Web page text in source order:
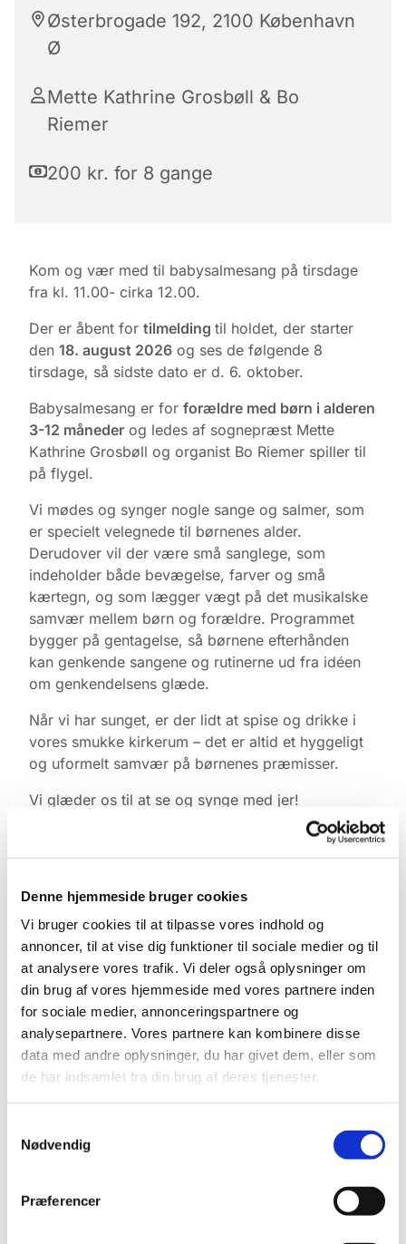
Denne hjemmeside bruger cookies
Vi bruger cookies til at tilpasse vores indhold og
annoncer, til at vise dig funktioner til sociale medier og til
at analysere vores trafik. Vi deler også oplysninger om
din brug af vores hjemmeside med vores partnere inden
for sociale medier, annonceringspartnere og
analysepartnere. Vores partnere kan kombinere disse
data med andre oplysninger, du har givet dem, eller som
de har indsamlet fra din brug af deres tjenester.
Nødvendig
Præferencer
Østerbrogade 192, 2100 København
Ø
Mette Kathrine Grosbøll & Bo
Riemer
200 kr. for 8 gange
Kom og vær med til babysalmesang på tirsdage
fra kl. 11.00- cirka 12.00.
Der er åbent for tilmelding til holdet, der starter
den 18. august 2026 og ses de følgende 8
tirsdage, så sidste dato er d. 6. oktober.
Babysalmesang er for forældre med børn i alderen
3-12 måneder og ledes af sognepræst Mette
Kathrine Grosbøll og organist Bo Riemer spiller til
på flygel.
Vi mødes og synger nogle sange og salmer, som
er specielt velegnede til børnenes alder.
Derudover vil der være små sanglege, som
indeholder både bevægelse, farver og små
kærtegn, og som lægger vægt på det musikalske
samvær mellem børn og forældre. Programmet
bygger på gentagelse, så børnene efterhånden
kan genkende sangene og rutinerne ud fra idéen
om genkendelsens glæde.
Når vi har sunget, er der lidt at spise og drikke i
vores smukke kirkerum – det er altid et hyggeligt
og uformelt samvær på børnenes præmisser.
Vi glæder os til at se og synge med jer!
(også hvis du
kommer med tvillinger).
Tilmelding er gældende, når blanketten her er
udfyldt og beløbet er overført til Sions Kirke på
Mobilepay 48159.HUSK at skrive dit fornavn +
babysalmesang, når du overfører.